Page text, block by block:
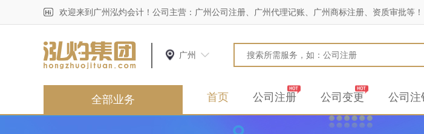
欢迎来到广州泓灼会计！公司主营：广州公司注册、广州代理记账、广州商标注册、资质审批等！
广州
全部业务 首页 公司注册 公司变更 公司注